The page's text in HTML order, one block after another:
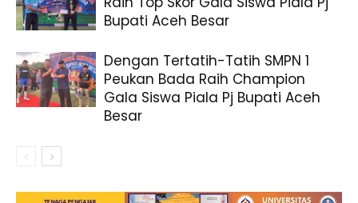
Bupati Aceh Besar
Dengan Tertatih-Tatih SMPN 1
Peukan Bada Raih Champion
Gala Siswa Piala Pj Bupati Aceh
Besar